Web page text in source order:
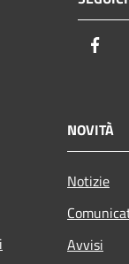
NOVITÀ
Notizie
Avvisi